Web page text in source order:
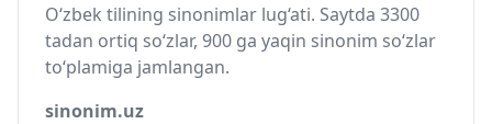
O‘zbek tilining sinonimlar lug‘ati. Saytda 3300
tadan ortiq so‘zlar, 900 ga yaqin sinonim so‘zlar
to‘plamiga jamlangan.
sinonim.uz